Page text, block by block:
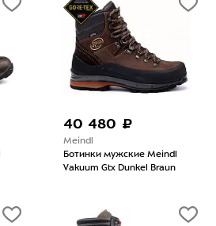
40 480 ₽
Meindl
Ботинки мужские Meindl
Vakuum Gtx Dunkel Braun